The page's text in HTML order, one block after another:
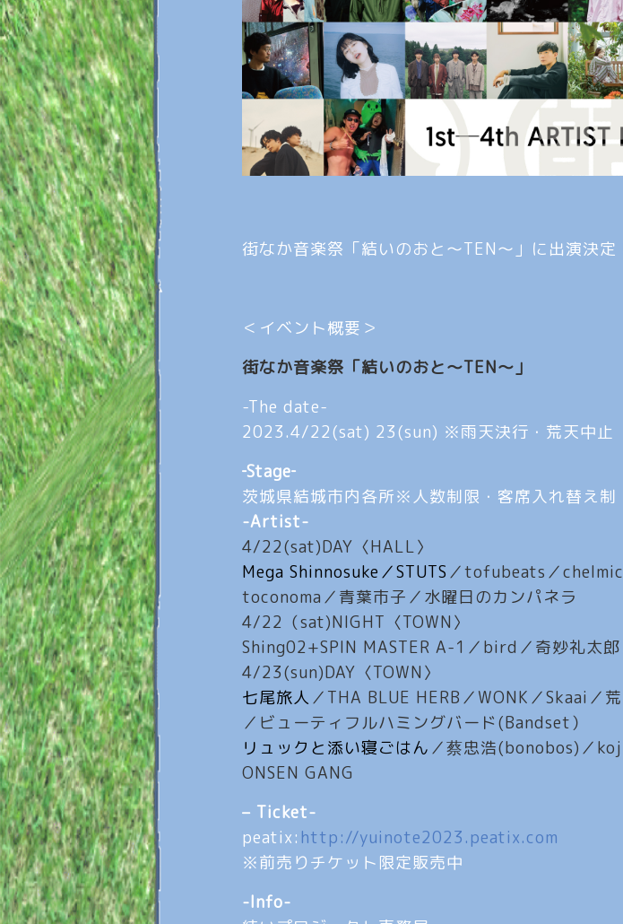
街なか音楽祭「結いのおと～TEN～」に出演決定
＜イベント概要＞
街なか音楽祭「結いのおと～TEN～」
-The date-
2023.4/22(sat) 23(sun) ※雨天決行・荒天中止
‐Stage‐
茨城県結城市内各所※人数制限・客席入れ替え制
-Artist-
4/22(sat)DAY〈HALL〉
Mega Shinnosuke／STUTS ／tofubeats／
toconoma／青葉市子／水曜日のカンパネラ
4/22（sat)NIGHT〈TOWN〉
Shing02+SPIN MASTER A-1／bird／奇妙礼太
4/23(sun)DAY〈TOWN〉
七尾旅人 ／THA BLUE HERB／WONK／Skaai／
／ビューティフルハミングバード(Bandset）
リュックと添い寝ごはん ／蔡忠浩(bonobos)／
ONSEN GANG
– Ticket-
peatix: http://yuinote2023.peatix.com
※前売りチケット限定販売中
-Info-